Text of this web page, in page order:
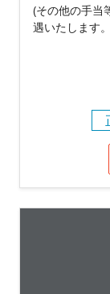
(その他の手当
遇いたします